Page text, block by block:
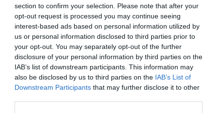
section to confirm your selection. Please note that after your
opt-out request is processed you may continue seeing
interest-based ads based on personal information utilized by
us or personal information disclosed to third parties prior to
your opt-out. You may separately opt-out of the further
disclosure of your personal information by third parties on the
IAB’s list of downstream participants. This information may
also be disclosed by us to third parties on the IAB’s List of
Downstream Participants that may further disclose it to other
Cicchetti to małe przekąski, które można zjeść na
stojąco w barach. Często są podawane z winem i są
idealne na szybki lunch lub przystawkę. Te lokalne
smakołyki różnią się w zależności od miejsca, w
którym się je zamawia, więc warto spróbować kilku
różnych rodzajów.
2. Risotto al Nero di Seppia